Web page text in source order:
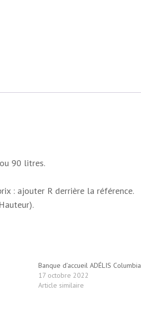
90 litres.
: ajouter R derrière la référence.
Banque d’accueil ADÉLIS Columbia
17 octobre 2022
Article similaire